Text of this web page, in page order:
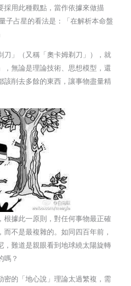
採用此種觀點，當作依據來做描
子占星的看法是：「在解析本命盤
刀」（又稱「奧卡姆剃刀」），就
，無論是理論技術、思想模型，還
該削去多餘的東西，讓事物盡量精
根據此一原則，對任何事物最正確
不是最複雜的。如同四百年前，
，難道是親眼看到地球繞太陽旋轉
嗎？
密的「地心說」理論太過繁複，需